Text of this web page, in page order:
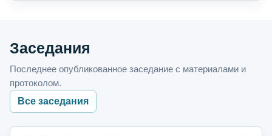
Заседания
Последнее опубликованное заседание с материалами и
протоколом.
Все заседания